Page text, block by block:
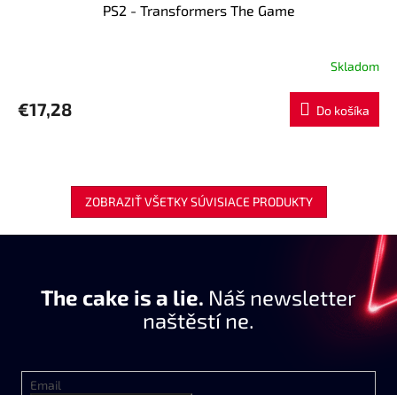
PS2 - Transformers The Game
Skladom
€17,28 Do košíka
ZOBRAZIŤ VŠETKY SÚVISIACE PRODUKTY
The cake is a lie. Náš newsletter
naštěstí ne.
Email